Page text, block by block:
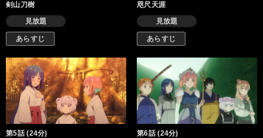
剣山刀樹
見放題
あらすじ
咫尺天涯
見放題
あらすじ
第5話 (24分)
第6話 (24分)